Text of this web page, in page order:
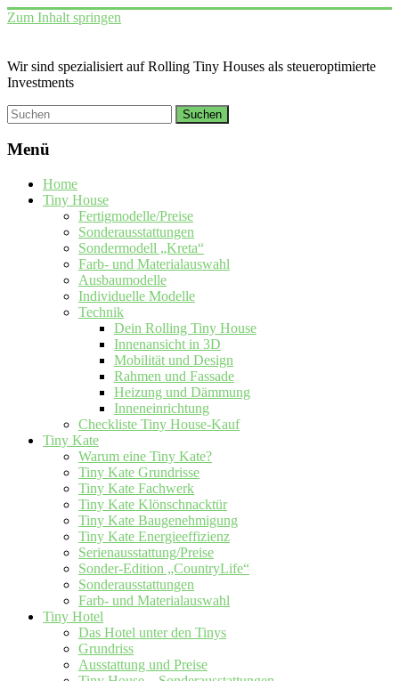
Zum Inhalt springen
Wir sind spezialisiert auf Rolling Tiny Houses als steueroptimierte
Investments
Menü
Home
Tiny House
Fertigmodelle/Preise
Sonderausstattungen
Sondermodell „Kreta“
Farb- und Materialauswahl
Ausbaumodelle
Individuelle Modelle
Technik
Dein Rolling Tiny House
Innenansicht in 3D
Mobilität und Design
Rahmen und Fassade
Heizung und Dämmung
Inneneinrichtung
Checkliste Tiny House-Kauf
Tiny Kate
Warum eine Tiny Kate?
Tiny Kate Grundrisse
Tiny Kate Fachwerk
Tiny Kate Klönschnacktür
Tiny Kate Baugenehmigung
Tiny Kate Energieeffizienz
Serienausstattung/Preise
Sonder-Edition „CountryLife“
Sonderausstattungen
Farb- und Materialauswahl
Tiny Hotel
Das Hotel unter den Tinys
Grundriss
Ausstattung und Preise